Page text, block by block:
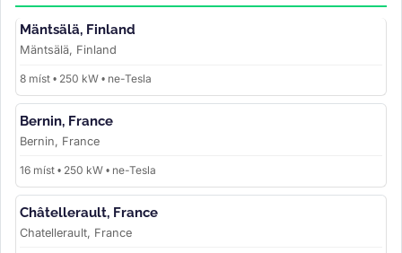
Mäntsälä, Finland
Mäntsälä, Finland
8 míst • 250 kW • ne-Tesla
Bernin, France
Bernin, France
16 míst • 250 kW • ne-Tesla
Châtellerault, France
Chatellerault, France